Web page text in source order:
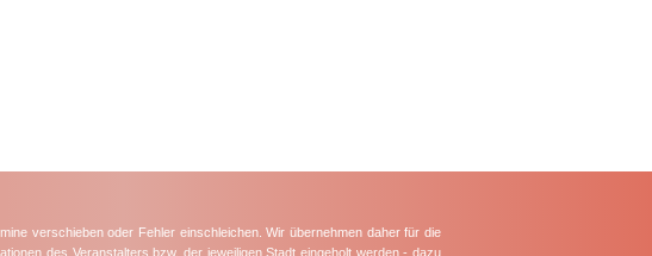
verschieben oder Fehler einschleichen. Wir übernehmen daher für die
des Veranstalters bzw. der jeweiligen Stadt eingeholt werden - dazu